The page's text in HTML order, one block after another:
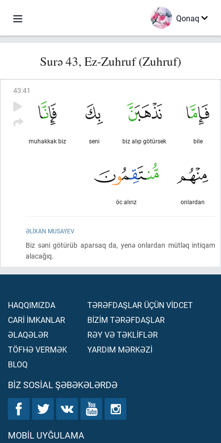
Qonaq
Surə 43, Ez-Zuhruf (Zuhruf)
43:41
bile
biz alıp götürsek
seni
muhakkak biz
onlardan
öc alırız
ƏLIXAN MUSAYEV
Biz səni götürüb aparsaq da, yenə onlardan mütləq intiqam
alacağıq.
HAQQIMIZDA
CARİ İMKANLAR
ƏLAQƏLƏR
TÖFHƏ VERMƏK
BLOQ
TƏRƏFDAŞLAR ÜÇÜN VİDCET
BİZİM TƏRƏFDAŞLAR
RƏY VƏ TƏKLİFLƏR
YARDIM MƏRKƏZİ
BIZ SOSIAL ŞƏBƏKƏLƏRDƏ
MOBIL UYĞULAMA